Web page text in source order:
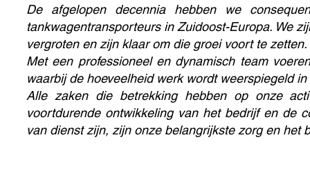
De afgelopen decennia hebben we
tankwagentransporteurs in Zuidoost-Europa. We
vergroten en zijn klaar om die groei voort te zetten.
Met een professioneel en dynamisch team
waarbij de hoeveelheid werk wordt weerspiegeld
Alle zaken die betrekking hebben op onze
voortdurende ontwikkeling van het bedrijf en de
van dienst zijn, zijn onze belangrijkste zorg en het